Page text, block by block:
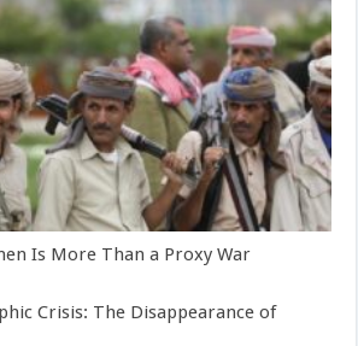
Is More Than a Proxy War
Crisis: The Disappearance of